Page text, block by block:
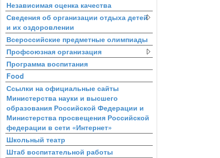
Независимая оценка качества
Сведения об организации отдыха детей
и их оздоровлении
Всероссийские предметные олимпиады
Профсоюзная организация
Программа воспитания
Food
Ссылки на официальные сайты
Министерства науки и высшего
образования Российской Федерации и
Министерства просвещения Российской
федерации в сети «Интернет»
Школьный театр
Штаб воспитательной работы